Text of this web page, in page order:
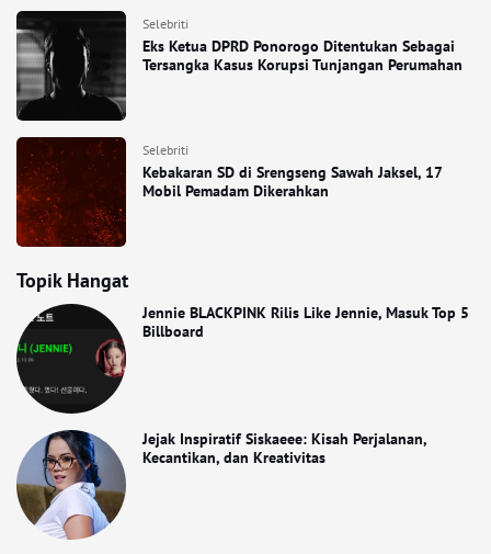
Selebriti
Eks Ketua DPRD Ponorogo Ditentukan Sebagai
Tersangka Kasus Korupsi Tunjangan Perumahan
Selebriti
Kebakaran SD di Srengseng Sawah Jaksel, 17
Mobil Pemadam Dikerahkan
Topik Hangat
Jennie BLACKPINK Rilis Like Jennie, Masuk Top 5
Billboard
Jejak Inspiratif Siskaeee: Kisah Perjalanan,
Kecantikan, dan Kreativitas